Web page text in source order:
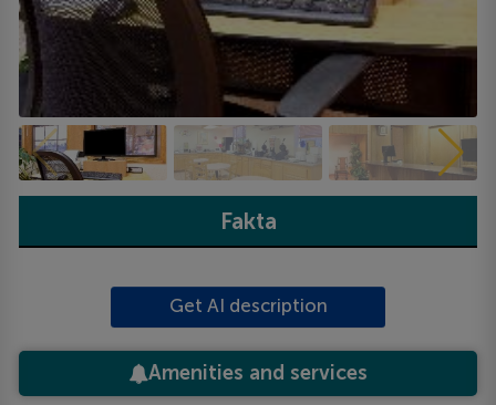
Fakta
Get AI description
Amenities and services